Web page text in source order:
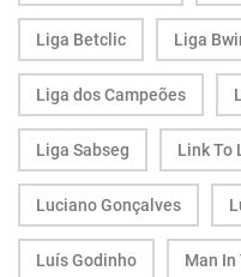
Liga Betclic Liga
Liga dos Campeões
Liga Sabseg Link To
Luciano Gonçalves
Luís Godinho Man